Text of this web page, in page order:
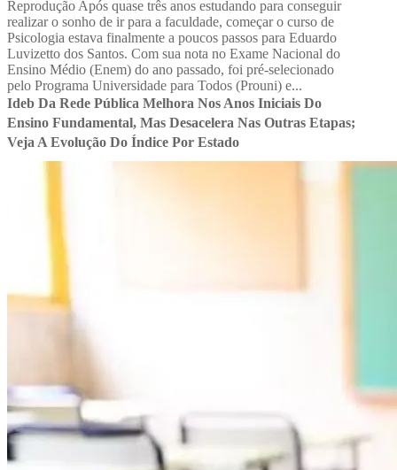
Reprodução Após quase três anos estudando para conseguir
realizar o sonho de ir para a faculdade, começar o curso de
Psicologia estava finalmente a poucos passos para Eduardo
Luvizetto dos Santos. Com sua nota no Exame Nacional do
Ensino Médio (Enem) do ano passado, foi pré-selecionado
pelo Programa Universidade para Todos (Prouni) e...
Ideb Da Rede Pública Melhora Nos Anos Iniciais Do
Ensino Fundamental, Mas Desacelera Nas Outras Etapas;
Veja A Evolução Do Índice Por Estado